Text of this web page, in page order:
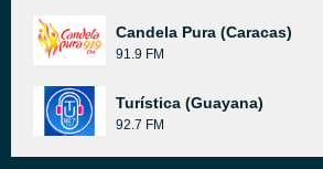
Candela Pura (Caracas)
91.9 FM
Turística (Guayana)
92.7 FM